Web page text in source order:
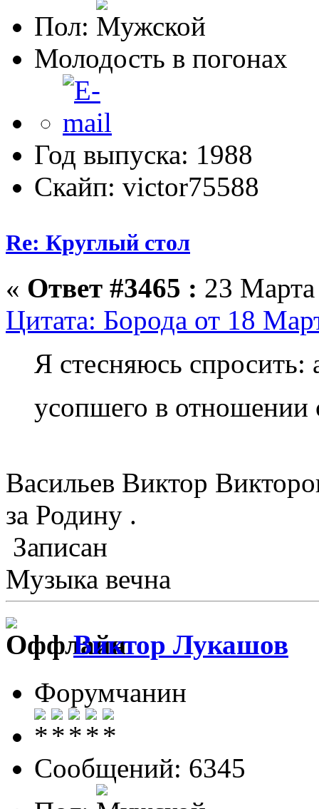
Пол:
Молодость в погонах
Год выпуска: 1988
Скайп: victor75588
Re: Круглый стол
« Ответ #3465 : 23
Цитата: Борода от 18
Я стесняюсь спросить:
усопшего в отношении
Васильев Виктор
за Родину .
Записан
Музыка вечна
Виктор Лукашов
Форумчанин
Сообщений: 6345